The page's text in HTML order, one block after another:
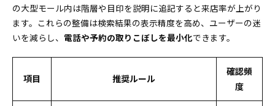
の大型モール内は階層や目印を説明に追記すると来店率が上がり
ます。これらの整備は検索結果の表示精度を高め、ユーザーの迷
いを減らし、 電話や予約の取りこぼしを最小化できます。
項目 推奨ルール
確認頻
度